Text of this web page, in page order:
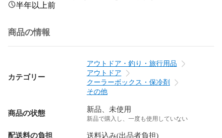
半年以上前
商品の情報
カテゴリー
アウトドア・釣り・旅行用品
アウトドア
クーラーボックス・保冷剤
その他
商品の状態 新品、未使用
新品で購入し、一度も使用していない
配送料の負担 送料込み(出品者負担)